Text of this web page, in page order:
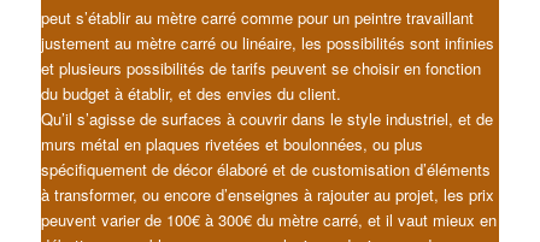
peut s’établir au mètre carré comme pour un peintre travaillant
justement au mètre carré ou linéaire, les possibilités sont infinies
et plusieurs possibilités de tarifs peuvent se choisir en fonction
du budget à établir, et des envies du client.
Qu’il s’agisse de surfaces à couvrir dans le style industriel, et de
murs métal en plaques rivetées et boulonnées, ou plus
spécifiquement de décor élaboré et de customisation d’éléments
à transformer, ou encore d’enseignes à rajouter au projet, les prix
peuvent varier de 100€ à 300€ du mètre carré, et il vaut mieux en